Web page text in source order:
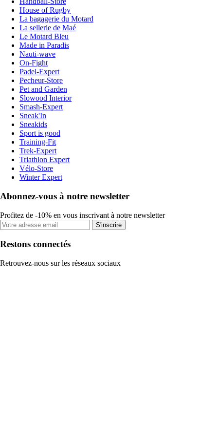
House of Rugby
La bagagerie du Motard
La sellerie de Maé
Le Motard Bleu
Made in Paradis
Nauti-wave
On-Fight
Padel-Expert
Pecheur-Store
Pet and Garden
Slowood Interior
Smash-Expert
Sneak'In
Sneakids
Sport is good
Training-Fit
Trek-Expert
Triathlon Expert
Vélo-Store
Winter Expert
Abonnez-vous à notre newsletter
Profitez de -10% en vous inscrivant à notre newsletter
S'inscrire
Restons connectés
Retrouvez-nous sur les réseaux sociaux